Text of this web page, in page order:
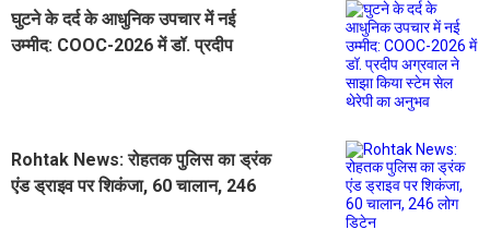
घुटने के दर्द के आधुनिक उपचार में नई
उम्मीद: COOC-2026 में डॉ. प्रदीप
Rohtak News: रोहतक पुलिस का ड्रंक
एंड ड्राइव पर शिकंजा, 60 चालान, 246